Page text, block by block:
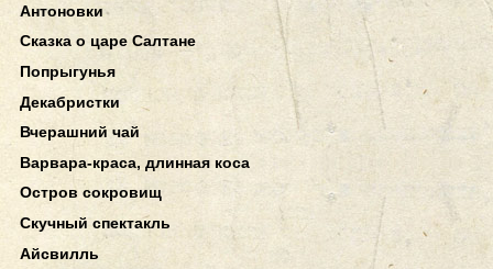
Антоновки
Сказка о царе Салтане
Попрыгунья
Декабристки
Вчерашний чай
Варвара-краса, длинная коса
Остров сокровищ
Скучный спектакль
Айсвилль